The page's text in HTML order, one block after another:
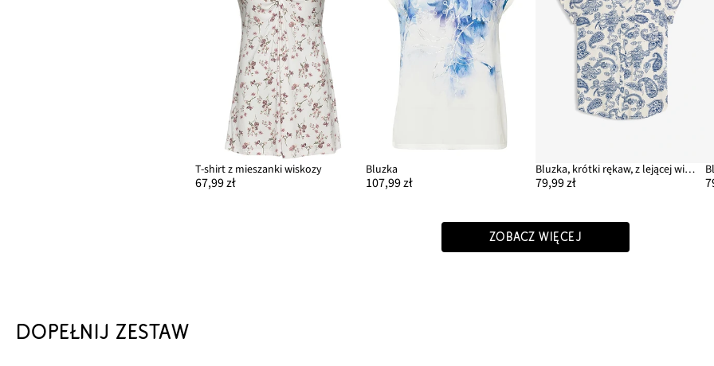
T-shirt z mieszanki wiskozy
67,99 zł
Bluzka
107,99 zł
Bluzka, krótki rękaw, z lejącej wiskozy
79,99 zł
ZOBACZ WIĘCEJ
DOPEŁNIJ ZESTAW